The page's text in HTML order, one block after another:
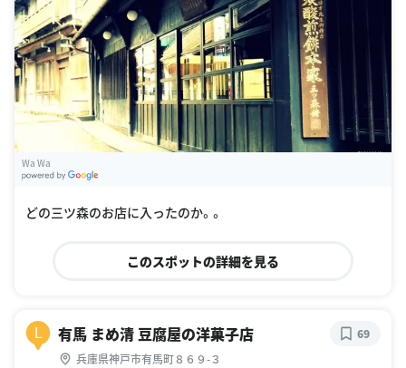
Wa Wa
どの三ツ森のお店に入ったのか。。
このスポットの詳細を見る
L 有馬 まめ清 豆腐屋の洋菓子店
兵庫県神戸市有馬町８６９-３
69